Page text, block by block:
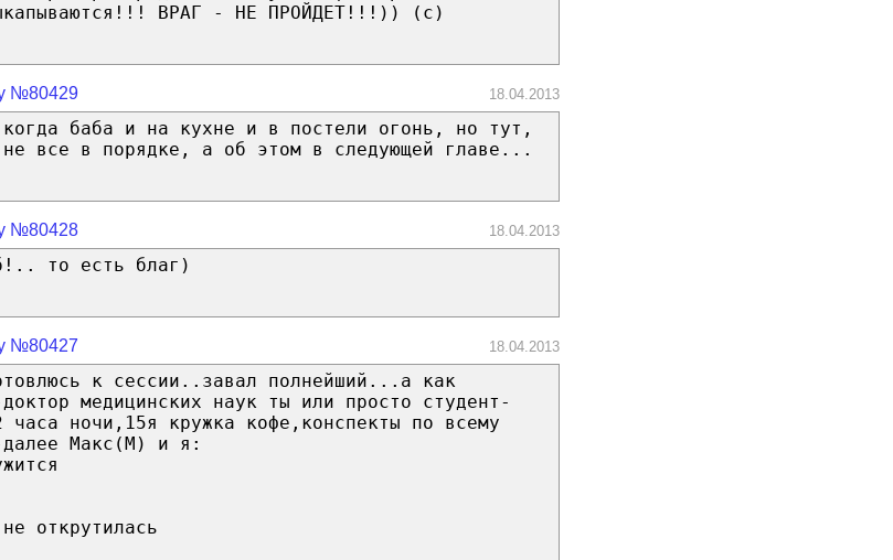
ВРАГ - НЕ ПРОЙДЕТ!!!)) (с)
№80429 18.04.2013
когда баба и на кухне и в постели огонь, но тут,
не все в порядке, а об этом в следующей главе...
№80428 18.04.2013
то есть благ)
№80427 18.04.2013
к сессии..завал полнейший...а как
медицинских наук ты или просто студент-
ночи,15я кружка кофе,конспекты по всему
далее Макс(М) и я:
открутилась